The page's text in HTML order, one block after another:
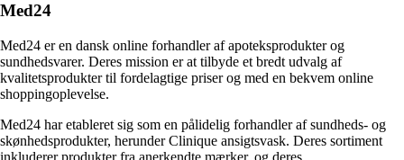
Med24
Med24 er en dansk online forhandler af apoteksprodukter og
sundhedsvarer. Deres mission er at tilbyde et bredt udvalg af
kvalitetsprodukter til fordelagtige priser og med en bekvem online
shoppingoplevelse.
Med24 har etableret sig som en pålidelig forhandler af sundheds- og
skønhedsprodukter, herunder Clinique ansigtsvask. Deres sortiment
inkluderer produkter fra anerkendte mærker, og deres